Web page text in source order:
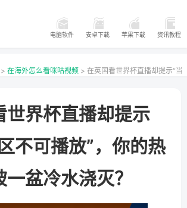
电脑软件 安卓下载 苹果下载 资讯教程
> 在海外怎么看咪咕视频 > 在英国看世界杯直播却提示“当
世界杯直播却提示
不可播放”，你的热
盆冷水浇灭？